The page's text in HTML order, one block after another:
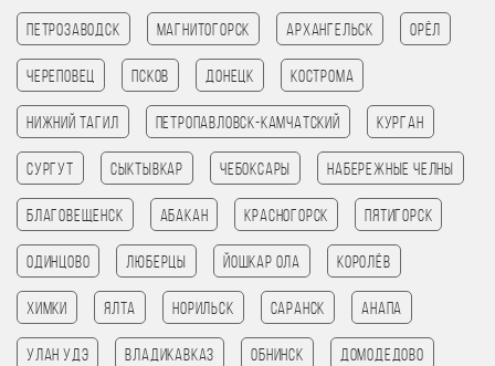
Петрозаводск Магнитогорск Архангельск Орёл
Череповец Псков Донецк Кострома
Нижний Тагил Петропавловск-Камчатский Курган
Сургут Сыктывкар Чебоксары Набережные Челны
Благовещенск Абакан Красногорск Пятигорск
Одинцово Люберцы Йошкар Ола Королёв
Химки Ялта Норильск Саранск Анапа
Улан Удэ Владикавказ Обнинск Домодедово